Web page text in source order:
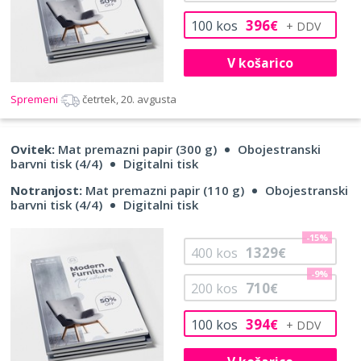
100 kos 396€
V košarico
Spremeni četrtek, 20. avgusta
Ovitek: Mat premazni papir (300 g)
Obojestranski
barvni tisk (4/4)
Digitalni tisk
Notranjost: Mat premazni papir (110 g)
Obojestranski
barvni tisk (4/4)
Digitalni tisk
100 kos 394€
200 kos 710€
-9%
400 kos 1329€
-15%